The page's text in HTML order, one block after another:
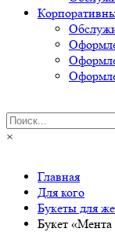
×
Главная
Для кого
Букеты для
Букет «Мента